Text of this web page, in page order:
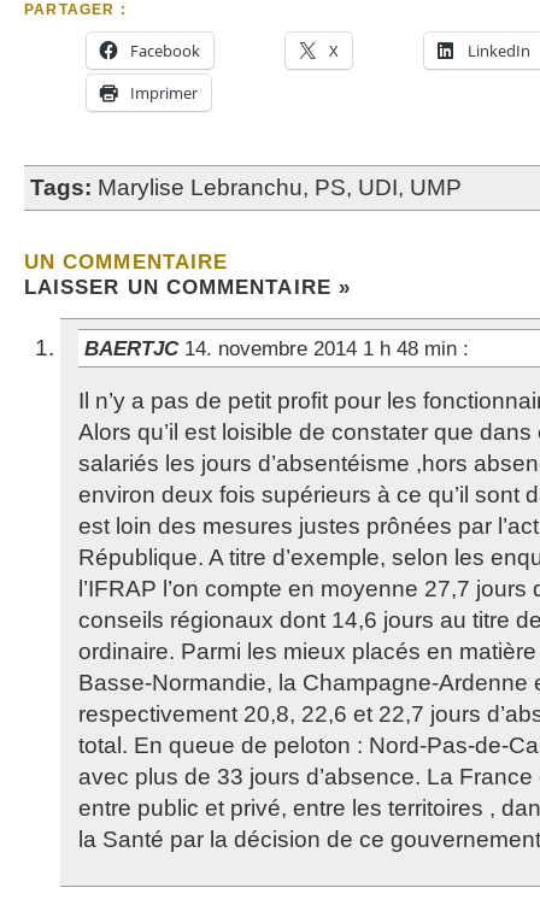
PARTAGER :
Facebook X
LinkedIn
Imprimer
Tags: Marylise Lebranchu, PS, UDI, UMP
UN COMMENTAIRE
LAISSER UN COMMENTAIRE »
BAERTJC 14. novembre 2014 1 h 48 min :
Il n’y a pas de petit profit pour les
Alors qu’il est loisible de constater que
salariés les jours d’absentéisme ,hors
environ deux fois supérieurs à ce qu’il sont
est loin des mesures justes prônées par
République. A titre d’exemple, selon les
l’IFRAP l’on compte en moyenne 27,7 jours
conseils régionaux dont 14,6 jours au titre
ordinaire. Parmi les mieux placés en
Basse-Normandie, la Champagne-Ardenne
respectivement 20,8, 22,6 et 22,7 jours
total. En queue de peloton : Nord-Pas-de-
avec plus de 33 jours d’absence. La
entre public et privé, entre les territoires ,
la Santé par la décision de ce